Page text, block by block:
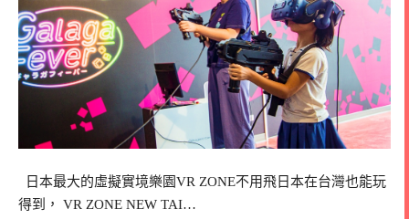
日本最大的虛擬實境樂園VR ZONE不用飛日本在台灣也能玩
得到， VR ZONE NEW TAI…